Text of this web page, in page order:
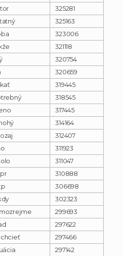
325281
325163
323006
321118
320754
320659
319445
318545
317445
314164
312407
311923
311047
310888
306698
302323
299693
297622
297466
297142